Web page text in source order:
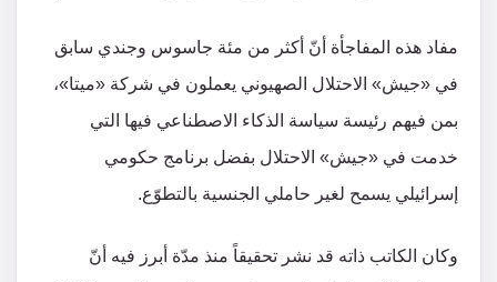
مفاد هذه المفاجأة أنّ أكثر من مئة جاسوس وجندي سابق
في «جيش» الاحتلال الصهيوني يعملون في شركة «ميتا»،
بمن فيهم رئيسة سياسة الذكاء الاصطناعي فيها التي
خدمت في «جيش» الاحتلال بفضل برنامج حكومي
إسرائيلي يسمح لغير حاملي الجنسية بالتطوّع.
وكان الكاتب ذاته قد نشر تحقيقاً منذ مدّة أبرز فيه أنّ